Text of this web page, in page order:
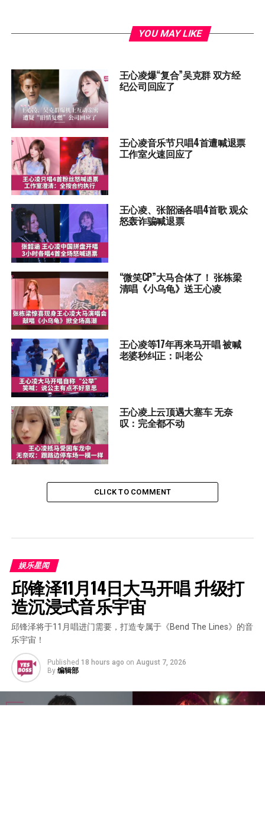
YOU MAY LIKE
王心凌爆“复合”吴克群 双方经
纪公司回应了
王心凌音乐节只唱4首遭喊退票
工作室火速回应了
王心凌、张韶涵各唱4首歌 观众
怒轰诈骗喊退票
“微笑CP”大马合体了！ 张栋梁
清唱《小乌龟》送王心凌
王心凌等17年再来马开唱 被喊
老婆秒纠正：叫老公
王心凌上云顶遇大塞车 无奈
叹：完全都不动
CLICK TO COMMENT
娱乐星闻
邱锋泽11月14日大马开唱 升级打
造沉浸式音乐宇宙
邱锋泽将于11月唱进门需要，打造专属于《Bend The Lines》的音
乐宇宙！
Published 18 hours ago on August 7, 2026
By 编辑部